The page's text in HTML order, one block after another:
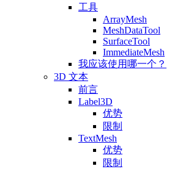
工具
ArrayMesh
MeshDataTool
SurfaceTool
ImmediateMesh
我应该使用哪一个？
3D 文本
前言
Label3D
优势
限制
TextMesh
优势
限制